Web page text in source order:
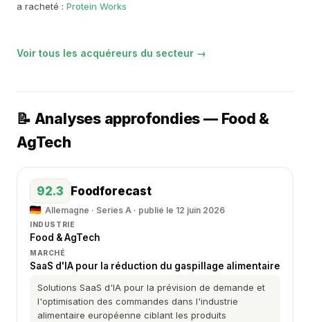
a racheté : Protein Works
Voir tous les acquéreurs du secteur →
📝 Analyses approfondies — Food &
AgTech
92.3 Foodforecast
Allemagne · Series A · publié le 12 juin 2026
INDUSTRIE
Food & AgTech
MARCHÉ
SaaS d'IA pour la réduction du gaspillage alimentaire
Solutions SaaS d'IA pour la prévision de demande et
l'optimisation des commandes dans l'industrie
alimentaire européenne ciblant les produits